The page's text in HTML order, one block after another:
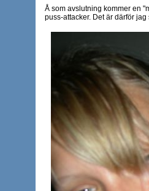
Å som avslutning kommer en
puss-attacker. Det är därför